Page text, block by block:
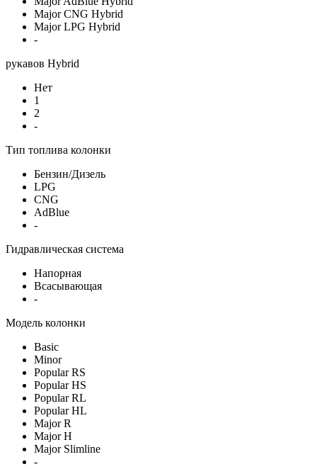
Major CNG Hybrid
Major LPG Hybrid
-
рукавов Hybrid
Нет
1
2
-
Тип топлива колонки
Бензин/Дизель
LPG
CNG
AdBlue
-
Гидравлическая система
Напорная
Всасывающая
-
Модель колонки
Basic
Minor
Popular RS
Popular HS
Popular RL
Popular HL
Major R
Major H
Major Slimline
-